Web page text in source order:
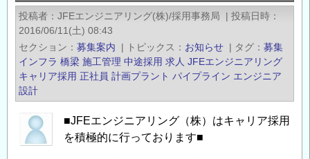
境
で
キ
ャ
リ
ア
ッ
プ
投稿者 JFEエンジニアリング(株)/採用事務局 | 投稿日時
2016/06/11(土) 08:43
セクション
募集案内 | トピックス お知らせ | タグ
募集
インフラ 橋梁 施工管理 中途採用 求人 JFEエンジニアリング
キャリア採用 正社員 計画プラント パイプライン エンジニア
設計
■JFEエンジニアリング（株）はキャリア採用
を積極的に行っております■